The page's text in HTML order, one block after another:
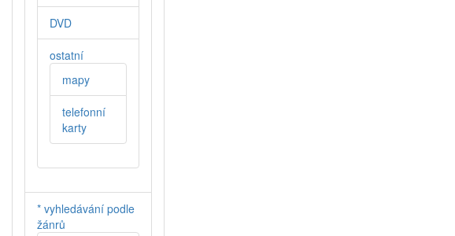
DVD
ostatní
mapy
telefonní
karty
* vyhledávání podle
žánrů